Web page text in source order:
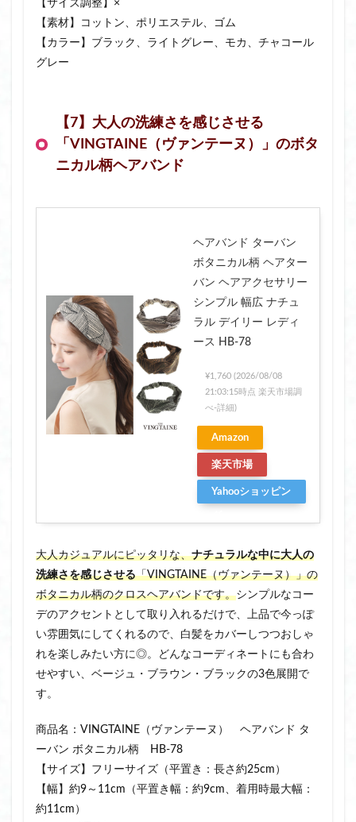
【サイズ調整】×
【素材】コットン、ポリエステル、ゴム
【カラー】ブラック、ライトグレー、モカ、チャコール
グレー
【7】大人の洗練さを感じさせる
「VINGTAINE（ヴァンテーヌ）」のボタ
ニカル柄ヘアバンド
ヘアバンド ターバン
ボタニカル柄 ヘアター
バン ヘアアクセサリー
シンプル 幅広 ナチュ
ラル デイリー レディ
ース HB-78
¥1,760 (2026/08/08
21:03:15時点 楽天市場調
べ-詳細)
Amazon
楽天市場
Yahooショッピン
大人カジュアルにピッタリな、ナチュラルな中に大人の
洗練さを感じさせる「VINGTAINE（ヴァンテーヌ）」の
ボタニカル柄のクロスヘアバンドです。シンプルなコー
デのアクセントとして取り入れるだけで、上品で今っぽ
い雰囲気にしてくれるので、白髪をカバーしつつおしゃ
れを楽しみたい方に◎。どんなコーディネートにも合わ
せやすい、ベージュ・ブラウン・ブラックの3色展開で
す。
商品名：VINGTAINE（ヴァンテーヌ） ヘアバンド タ
ーバン ボタニカル柄 HB-78
【サイズ】フリーサイズ（平置き：長さ約25cm）
【幅】約9～11cm（平置き幅：約9cm、着用時最大幅：
約11cm）